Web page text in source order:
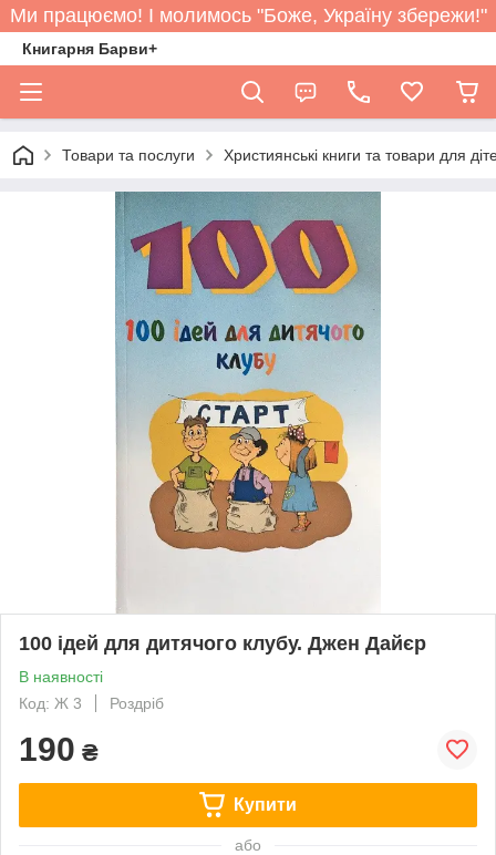
Ми працюємо! І молимось "Боже, Україну збережи!"
Книгарня Барви+
Товари та послуги Християнські книги та товари для
100 ідей для дитячого клубу. Джен Дайєр
В наявності
Код: Ж 3
Роздріб
190 ₴
Купити
або